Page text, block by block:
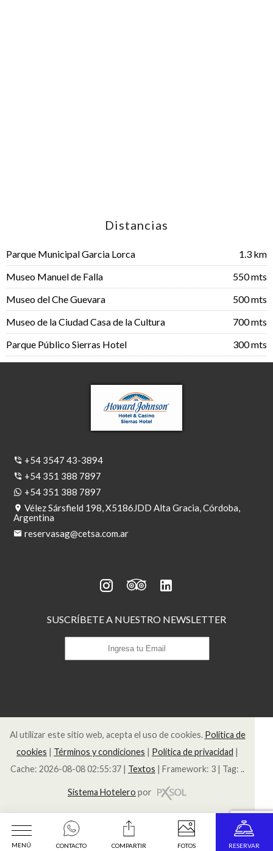
Distancias
Parque Municipal Garcia Lorca
1.3 km
Museo Manuel de Falla
550 mts
Museo del Che Guevara
500 mts
Museo de la Ciudad Casa de la Cultura
700 mts
Parque Público Sierras Hotel
300 mts
+54 3547 43-3894
+54 351 388 7897
+54 351 388 7897
Vélez Sársfield 198, X5186JDD Alta Gracia, Córdoba,
Argentina
reservasag@cetsa.com.ar
SUSCRÍBETE A NUESTRO NEWSLETTER
Al utilizar este sitio web, acepta el uso de cookies. Política de
cookies | Términos y condiciones | Política de privacidad |
Cache: 2026-08-08 02:55:37 | Textos | Framework: 3 | Tag: ..
Sistema Hotelero por
MENÚ CONTACTO COMPARTIR FOTOS RESERVAR